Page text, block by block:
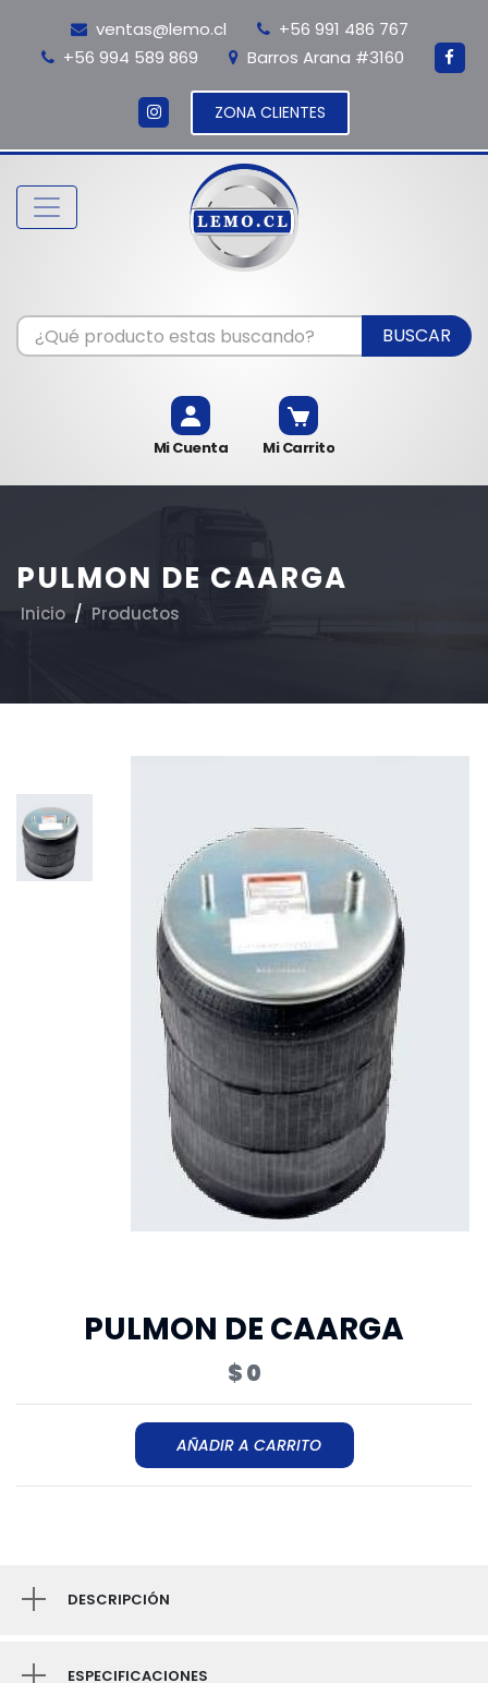
ventas@lemo.cl
+56 991 486 767
+56 994 589 869
Barros Arana #3160
ZONA CLIENTES
BUSCAR
Mi Cuenta Mi Carrito
PULMON DE CAARGA
Inicio / Productos
PULMON DE CAARGA
$ 0
AÑADIR A CARRITO
DESCRIPCIÓN
ESPECIFICACIONES